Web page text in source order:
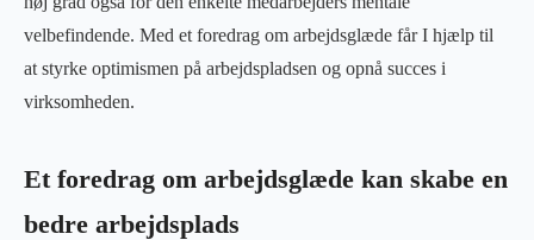
velbefindende. Med et foredrag om arbejdsglæde får I hjælp til
at styrke optimismen på arbejdspladsen og opnå succes i
virksomheden.
Et foredrag om arbejdsglæde kan skabe en
bedre arbejdsplads